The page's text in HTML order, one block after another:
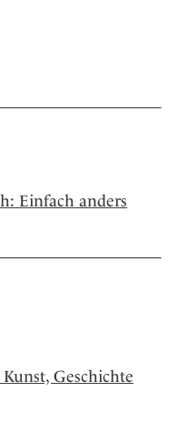
Einfach anders
Geschichte